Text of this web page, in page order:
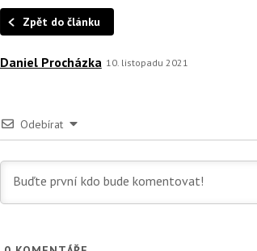
Zpět do článku
Daniel Procházka 10. listopadu 2021
Odebírat